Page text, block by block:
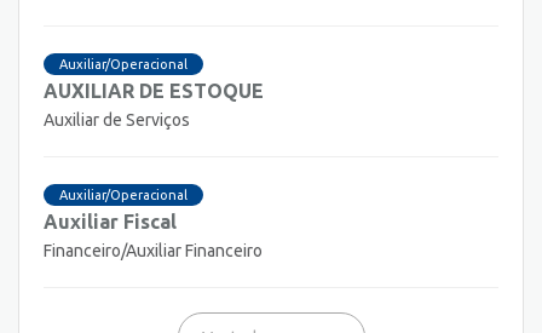
Auxiliar/Operacional
AUXILIAR DE ESTOQUE
Auxiliar de Serviços
Auxiliar/Operacional
Auxiliar Fiscal
Financeiro/Auxiliar Financeiro